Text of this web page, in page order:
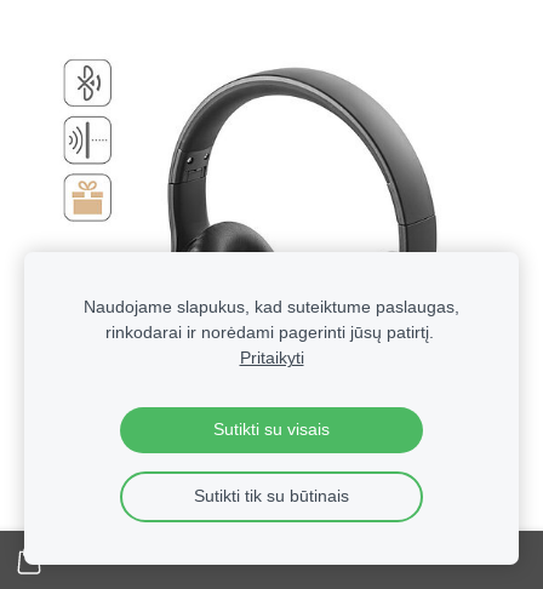
Technologinės verslo dovanos su logotipu | Reklaminė
Naudojame slapukus, kad suteiktume paslaugas,
rinkodarai ir norėdami pagerinti jūsų patirtį.
Pritaikyti
Sutikti su visais
Sutikti tik su būtinais